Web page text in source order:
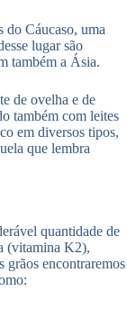
do Cáucaso, uma
lugar são
também a Ásia.
de ovelha e de
também com leites
em diversos tipos,
que lembra
quantidade de
(vitamina K2),
grãos encontraremos